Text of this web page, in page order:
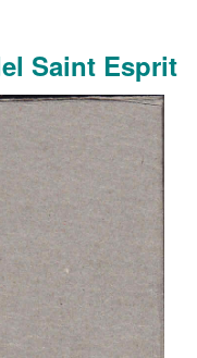
Saint Esprit